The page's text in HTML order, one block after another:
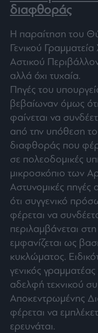
διαφθοράς
Η παραίτηση του
Γενικού
Αστικού
αλλά όχι τυχαία.
Πηγές του
βεβαίωναν όμως
φαίνεται να
από την υπόθεση
διαφθοράς που
σε πολεοδομικές
μικροσκόπιο των
Αστυνομικές πηγές
ότι συγγενικό
φέρεται να
περιλαμβάνεται
εμφανίζεται ως
κυκλώματος.
γενικός γραμματέας
αδελφή τεχνικού
Αποκεντρωμένης
φέρεται να
ερευνάται.